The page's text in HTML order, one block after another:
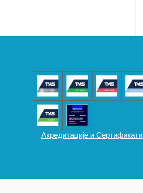
Акредитације и Сертификати